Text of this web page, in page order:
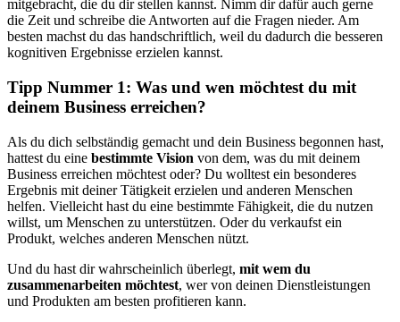
mitgebracht, die du dir stellen kannst. Nimm dir dafür auch gerne
die Zeit und schreibe die Antworten auf die Fragen nieder. Am
besten machst du das handschriftlich, weil du dadurch die besseren
kognitiven Ergebnisse erzielen kannst.
Tipp Nummer 1: Was und wen möchtest du mit
deinem Business erreichen?
Als du dich selbständig gemacht und dein Business begonnen hast,
hattest du eine bestimmte Vision von dem, was du mit deinem
Business erreichen möchtest oder? Du wolltest ein besonderes
Ergebnis mit deiner Tätigkeit erzielen und anderen Menschen
helfen. Vielleicht hast du eine bestimmte Fähigkeit, die du nutzen
willst, um Menschen zu unterstützen. Oder du verkaufst ein
Produkt, welches anderen Menschen nützt.
Und du hast dir wahrscheinlich überlegt, mit wem du
zusammenarbeiten möchtest, wer von deinen Dienstleistungen
und Produkten am besten profitieren kann.